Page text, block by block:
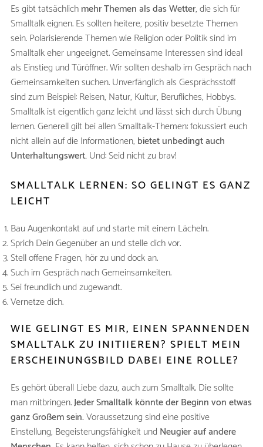
Es gibt tatsächlichmehr Themen als das Wetter, die sich für
Smalltalk eignen. Es sollten heitere, positiv besetzte Themen
sein. Polarisierende Themen wie Religion oder Politik sind im
Smalltalk eher ungeeignet. Gemeinsame Interessen sind ideal
als Einstieg und Türöffner. Wir sollten deshalb im Gespräch nach
Gemeinsamkeiten suchen. Unverfänglich als Gesprächsstoff
sind zum Beispiel: Reisen, Natur, Kultur, Berufliches, Hobbys.
Smalltalk ist eigentlich ganz leicht und lässt sich durch Übung
lernen. Generell gilt bei allen Smalltalk-Themen: fokussiert euch
nicht allein auf die Informationen, bietet unbedingt auch
Unterhaltungswert.Und: Seid nicht zu brav!
SMALLTALK LERNEN: SO GELINGT ES GANZ
LEICHT
Bau Augenkontakt auf und starte mit einem Lächeln.
Sprich Dein Gegenüber an und stelle dich vor.
Stell offene Fragen, hör zu und dock an.
Such im Gespräch nach Gemeinsamkeiten.
Sei freundlich und zugewandt.
Vernetze dich.
WIE GELINGT ES MIR, EINEN SPANNENDEN
SMALLTALK ZU INITIIEREN? SPIELT MEIN
ERSCHEINUNGSBILD DABEI EINE ROLLE?
Es gehört überall Liebe dazu, auch zum Smalltalk. Die sollte
man mitbringen.Jeder Smalltalk könnte der Beginn von etwas
ganz Großem sein.Voraussetzung sind eine positive
Einstellung, Begeisterungsfähigkeit und Neugier auf andere